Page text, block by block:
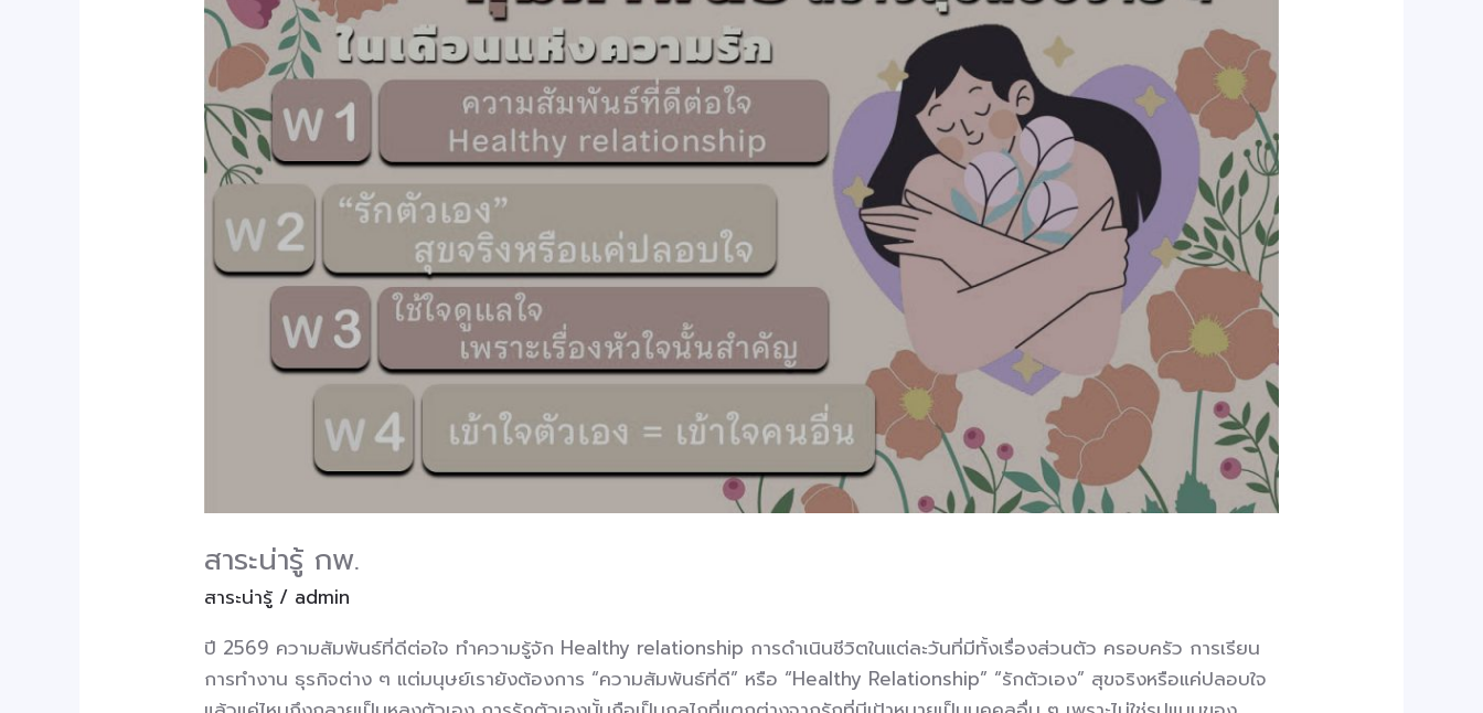
สาระน่ารู้ กพ.
สาระน่ารู้ / admin
ปี 2569 ความสัมพันธ์ที่ดีต่อใจ ทำความรู้จัก Healthy relationship การดำเนินชีวิตในแต่ละวันที่มีทั้งเรื่องส่วนตัว ครอบครัว การเรียน
การทำงาน ธุรกิจต่าง ๆ แต่มนุษย์เรายังต้องการ “ความสัมพันธ์ที่ดี” หรือ “Healthy Relationship” “รักตัวเอง” สุขจริงหรือแค่ปลอบใจ
กพ.